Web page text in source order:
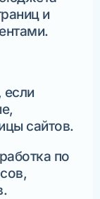
и
если
сайтов.
по